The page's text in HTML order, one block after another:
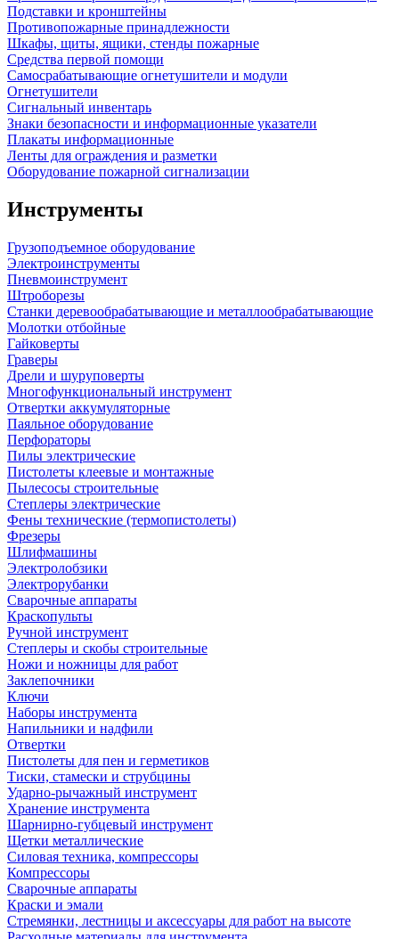
Подставки и кронштейны
Противопожарные принадлежности
Шкафы, щиты, ящики, стенды пожарные
Средства первой помощи
Самосрабатывающие огнетушители и модули
Огнетушители
Сигнальный инвентарь
Знаки безопасности и информационные указатели
Плакаты информационные
Ленты для ограждения и разметки
Оборудование пожарной сигнализации
Инструменты
Грузоподъемное оборудование
Электроинструменты
Пневмоинструмент
Штроборезы
Станки деревообрабатывающие и металлообрабатывающие
Молотки отбойные
Гайковерты
Граверы
Дрели и шуруповерты
Многофункциональный инструмент
Отвертки аккумуляторные
Паяльное оборудование
Перфораторы
Пилы электрические
Пистолеты клеевые и монтажные
Пылесосы строительные
Степлеры электрические
Фены технические (термопистолеты)
Фрезеры
Шлифмашины
Электролобзики
Электрорубанки
Сварочные аппараты
Краскопульты
Ручной инструмент
Степлеры и скобы строительные
Ножи и ножницы для работ
Заклепочники
Ключи
Наборы инструмента
Напильники и надфили
Отвертки
Пистолеты для пен и герметиков
Тиски, стамески и струбцины
Ударно-рычажный инструмент
Хранение инструмента
Шарнирно-губцевый инструмент
Щетки металлические
Силовая техника, компрессоры
Компрессоры
Сварочные аппараты
Краски и эмали
Стремянки, лестницы и аксессуары для работ на высоте